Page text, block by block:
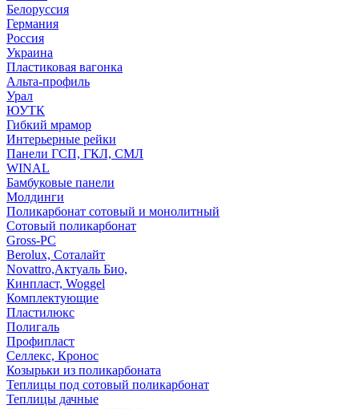
Белоруссия
Германия
Россия
Украина
Пластиковая вагонка
Альта-профиль
Урал
ЮУТК
Гибкий мрамор
Интерьерные рейки
Панели ГСП, ГКЛ, СМЛ
WINAL
Бамбуковые панели
Молдинги
Поликарбонат сотовый и монолитный
Сотовый поликарбонат
Gross-PC
Berolux, Соталайт
Novattro,Актуаль Био,
Кинпласт, Woggel
Комплектующие
Пластилюкс
Полигаль
Профипласт
Селлекс, Кронос
Козырьки из поликарбоната
Теплицы под сотовый поликарбонат
Теплицы дачные